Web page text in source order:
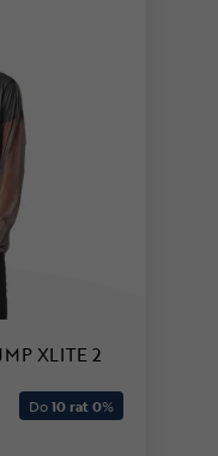
XLITE 2
Do10 rat 0%